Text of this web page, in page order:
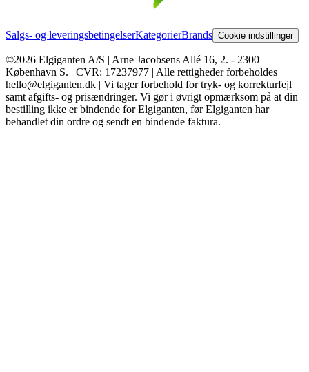
Salgs- og leveringsbetingelserKategorierBrands Cookie indstillinger
©2026 Elgiganten A/S | Arne Jacobsens Allé 16, 2. - 2300
København S. | CVR: 17237977 | Alle rettigheder forbeholdes |
hello@elgiganten.dk | Vi tager forbehold for tryk- og korrekturfejl
samt afgifts- og prisændringer. Vi gør i øvrigt opmærksom på at din
bestilling ikke er bindende for Elgiganten, før Elgiganten har
behandlet din ordre og sendt en bindende faktura.